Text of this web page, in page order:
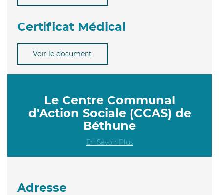
Certificat Médical
Voir le document
Le Centre Communal
d'Action Sociale (CCAS) de
Béthune
En Savoir Plus
Adresse